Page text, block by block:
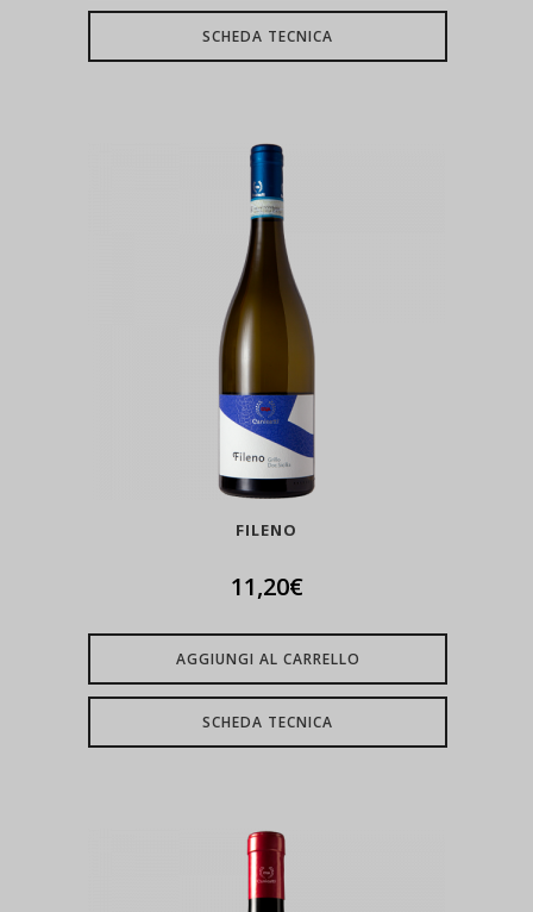
SCHEDA TECNICA
FILENO
11,20€
AGGIUNGI AL CARRELLO
SCHEDA TECNICA